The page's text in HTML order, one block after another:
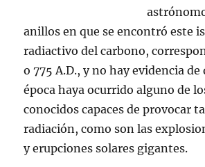
anillos en que se encontró este
radiactivo del carbono,
o 775 A.D., y no hay evidencia de
época haya ocurrido alguno de
conocidos capaces de provocar
radiación, como son las
y erupciones solares gigantes.